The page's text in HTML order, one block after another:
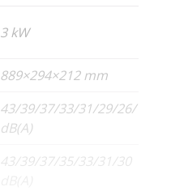
3 kW
889×294×212 mm
43/39/37/33/31/29/26/18
dB(A)
43/39/37/35/33/31/30